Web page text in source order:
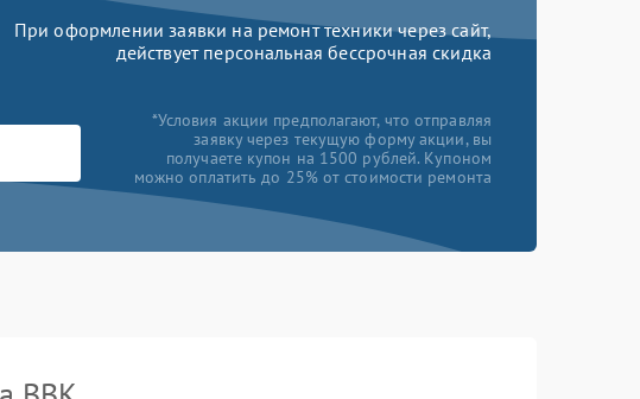
При оформлении заявки на ремонт техники через сайт,
действует персональная бессрочная скидка
*Условия акции предполагают, что отправляя
заявку через текущую форму акции, вы
получаете купон на 1500 рублей. Купоном
можно оплатить до 25% от стоимости ремонта